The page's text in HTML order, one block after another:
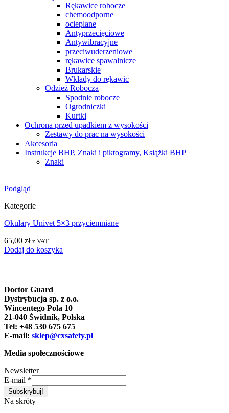
Rękawice robocze
chemoodporne
ocieplane
Antyprzecięciowe
Antywibracyjne
przeciwuderzeniowe
rękawice spawalnicze
Brukarskie
Wkłady do rękawic
Odzież Robocza
Spodnie robocze
Ogrodniczki
Kurtki
Ochrona przed upadkiem z wysokości
Zestawy do prac na wysokości
Akcesoria
Instrukcje BHP, Znaki i piktogramy, Książki BHP
Znaki
Podgląd
Kategorie
Okulary Univet 5×3 przyciemniane
65,00 zł z VAT
Dodaj do koszyka
Doctor Guard
Dystrybucja sp. z o.o.
Wincentego Pola 10
21-040 Świdnik, Polska
Tel: +48 530 675 675
E-mail: sklep@cxsafety.pl
Media społecznościowe
Newsletter
E-mail *
Na skróty